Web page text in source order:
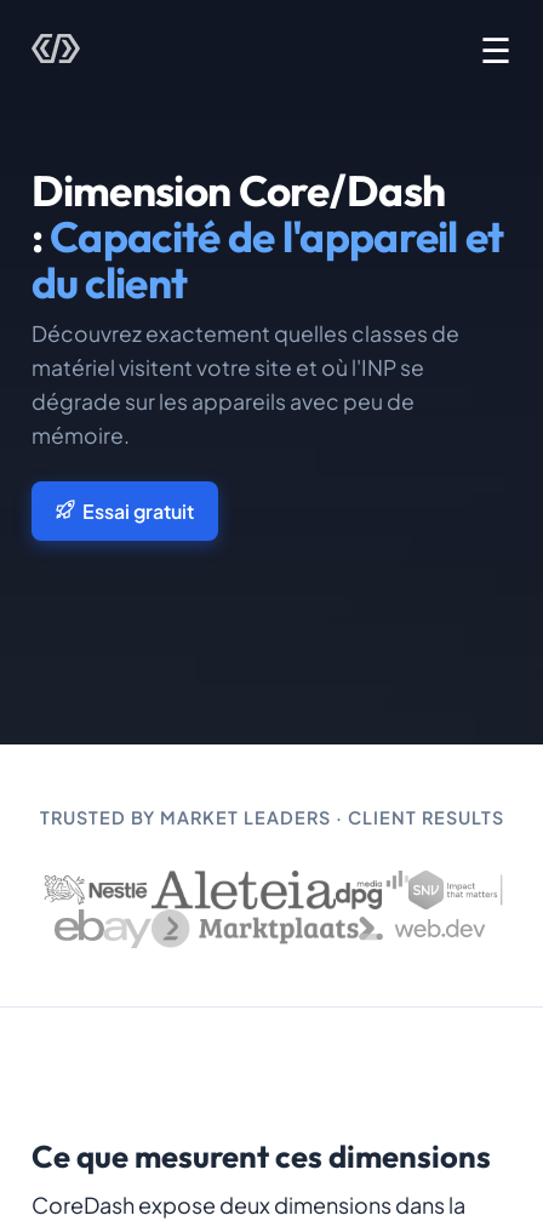
☰
Dimension Core/Dash
:Capacité de l'appareil et
du client
Découvrez exactement quelles classes de
matériel visitent votre site et où l'INP se
dégrade sur les appareils avec peu de
mémoire.
Essai gratuit
TRUSTED BY MARKET LEADERS · CLIENT RESULTS
Ce que mesurent ces dimensions
CoreDash expose deux dimensions dans la